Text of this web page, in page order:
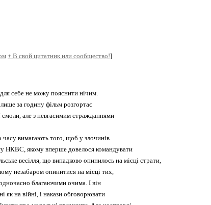
+ В свой цитатник или сообщество!]
себе не можу пояснити нічим.
за годину фільм розгортає
смоли, але з невгасимим стражданнями
часу вимагають того, щоб у злочинів
НКВC, якому вперше довелося командувати
весілля, що випадково опинилось на місці страти,
незабаром опинитися на місці тих,
благаючими очима. І він
як на війні, і накази обговорювати